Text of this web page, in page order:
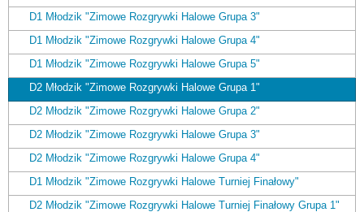
D1 Młodzik "Zimowe Rozgrywki Halowe Grupa 3"
D1 Młodzik "Zimowe Rozgrywki Halowe Grupa 4"
D1 Młodzik "Zimowe Rozgrywki Halowe Grupa 5"
D2 Młodzik "Zimowe Rozgrywki Halowe Grupa 1"
D2 Młodzik "Zimowe Rozgrywki Halowe Grupa 2"
D2 Młodzik "Zimowe Rozgrywki Halowe Grupa 3"
D2 Młodzik "Zimowe Rozgrywki Halowe Grupa 4"
D1 Młodzik "Zimowe Rozgrywki Halowe Turniej Finałowy"
D2 Młodzik "Zimowe Rozgrywki Halowe Turniej Finałowy Grupa 1"